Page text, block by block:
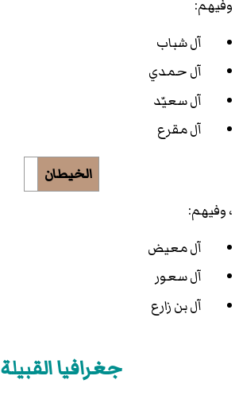
وفيهم:
آل شباب
آل حمدي
آل سعيّد
آل مقرع
الخيطان
، وفيهم:
آل معيض
آل سعور
آل بن زارع
جغرافيا القبيلة